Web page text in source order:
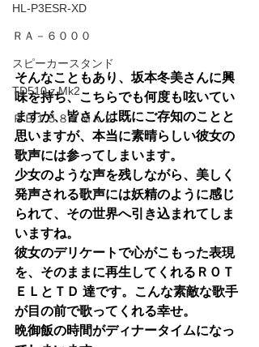
HL-P3ESR-XD
ＲＡ－６０００
スピーカースタンド
TD510ｚMk2
ＲＢ１５８２Ｍｋ２
そんなこともあり、坂本冬美さんに興
味を持ち、こちらでも何度も呟いてい
ますが、皆さんは既にご存知のことと
思いますが、本当に素晴らしい彼女の
歌声には参ってしまいます。
少女のような声を残しながら、美しく
発声される歌声には妖精のように感じ
られて、その世界へ引き込まれてしま
いますね。
彼女のデリケートで心がこもった表現
を、そのままに再生してくれるＲＯＴ
ＥＬとＴＤ 達です。こんな素敵な歌手
が目の前で歌ってくれる幸せ。
晩御飯の時間がディナータイムになっ